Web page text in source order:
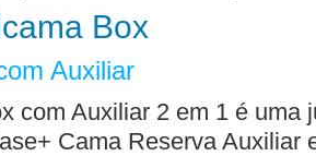
Box
Auxiliar
com Auxiliar 2 em 1 é uma
Cama Reserva Auxiliar